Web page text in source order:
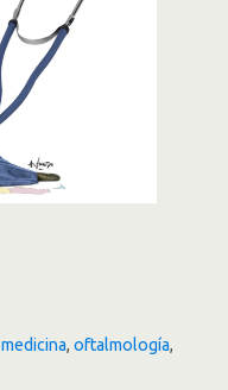
medicina, oftalmología,